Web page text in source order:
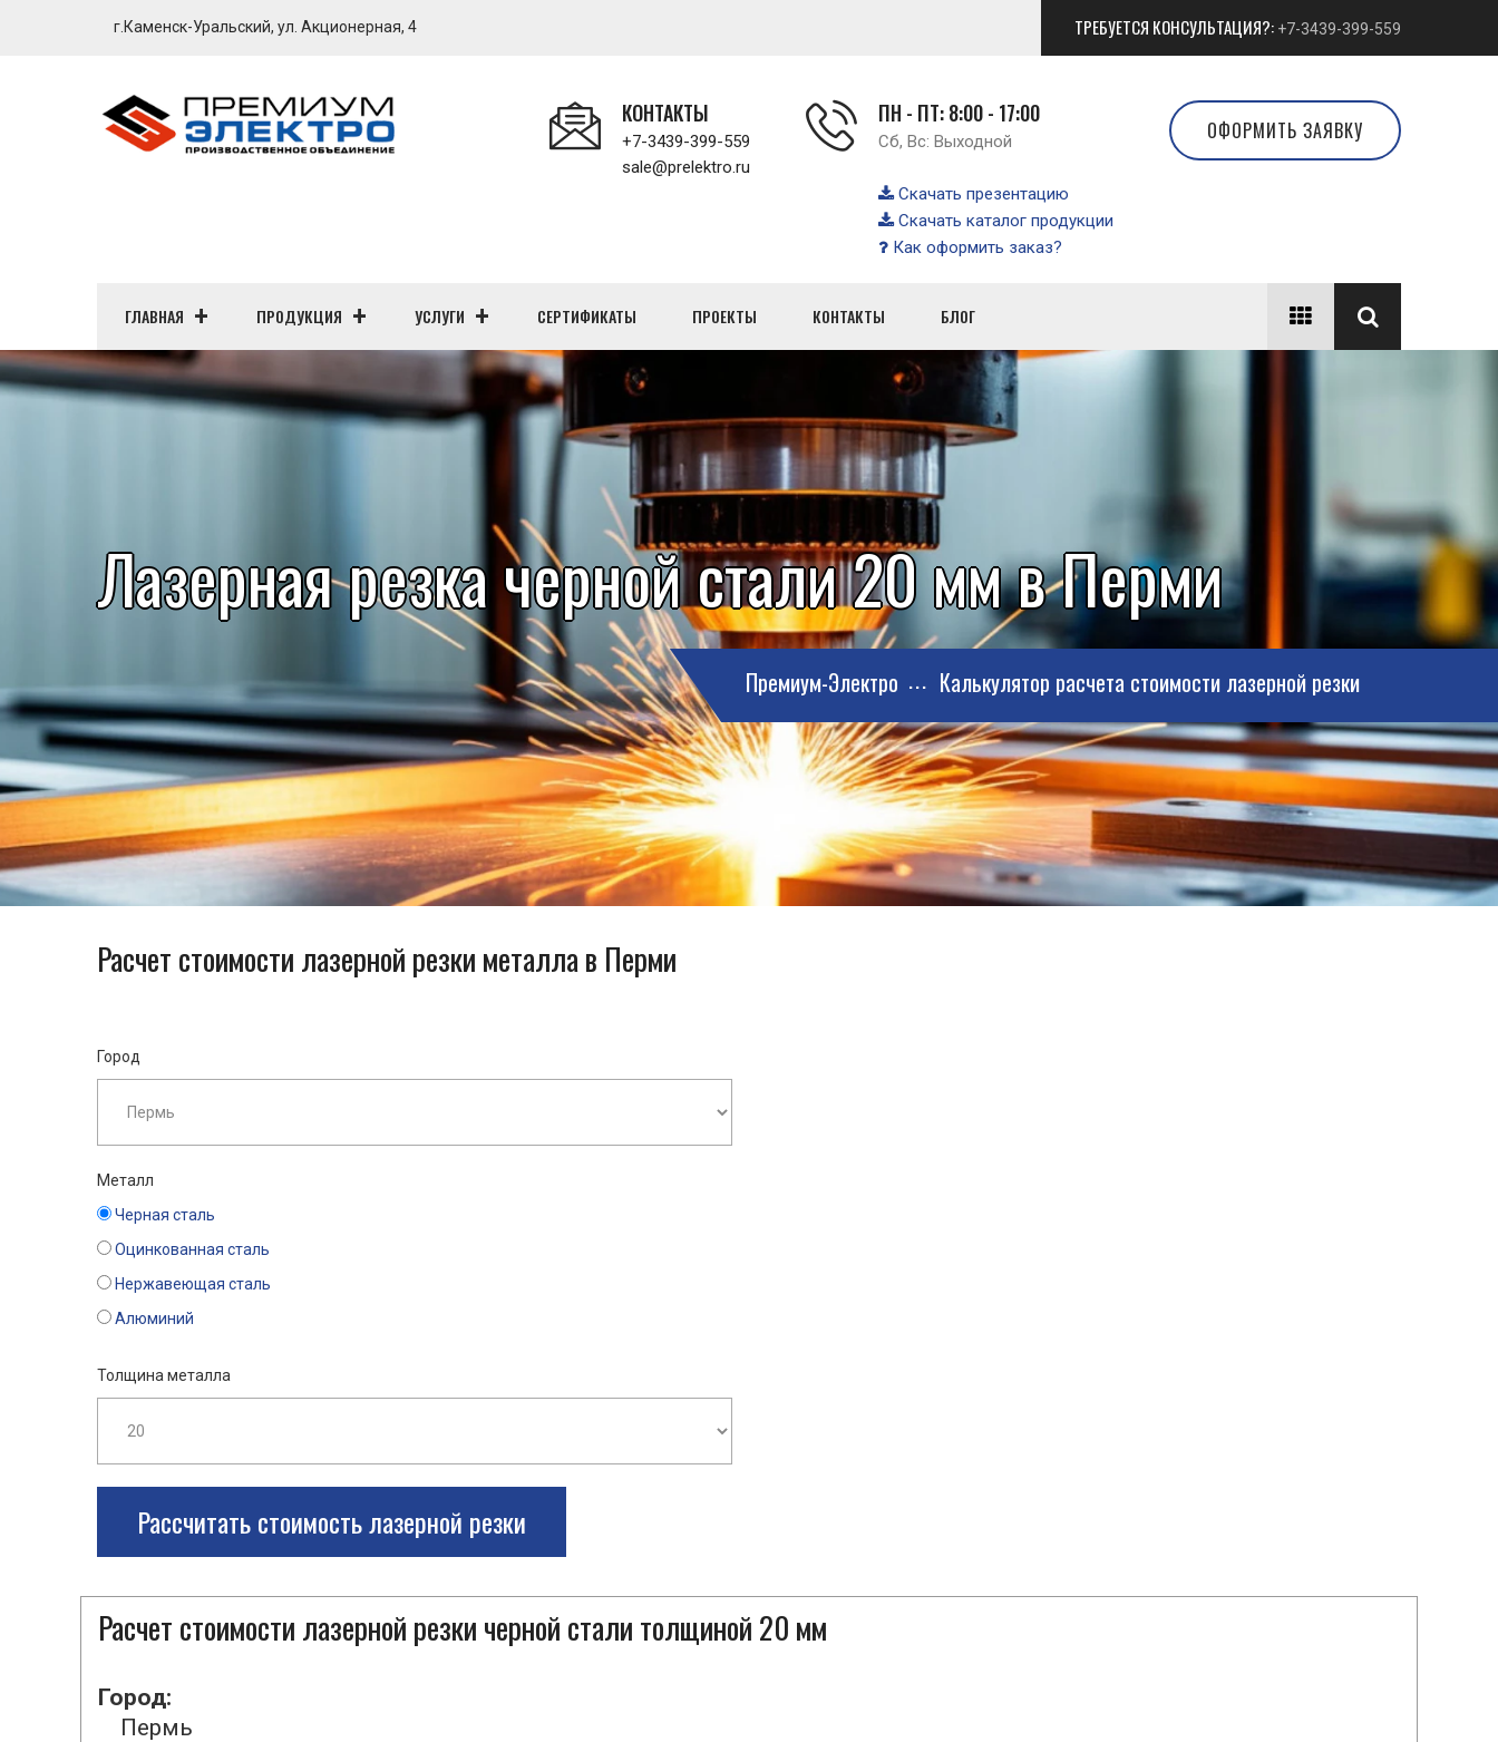
г.Каменск-Уральский, ул. Акционерная, 4 ТРЕБУЕТСЯ КОНСУЛЬТАЦИЯ?: +7-3439-399-559
КОНТАКТЫ
+7-3439-399-559
sale@prelektro.ru
ПН - ПТ: 8:00 - 17:00
Сб, Вс: Выходной
Скачать презентацию
Скачать каталог продукции
Как оформить заказ?
ОФОРМИТЬ ЗАЯВКУ
ГЛАВНАЯ ПРОДУКЦИЯ УСЛУГИ СЕРТИФИКАТЫ ПРОЕКТЫ КОНТАКТЫ БЛОГ
Лазерная резка черной стали 20 мм в Перми
Премиум-Электро Калькулятор расчета стоимости лазерной резки
Расчет стоимости лазерной резки металла в Перми
Город
Металл
Черная сталь
Оцинкованная сталь
Нержавеющая сталь
Алюминий
Толщина металла
Рассчитать стоимость лазерной резки
Расчет стоимости лазерной резки черной стали толщиной 20 мм
Город:
Пермь